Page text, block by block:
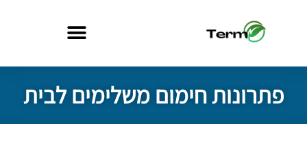
פתרונות חימום משלימים לבית